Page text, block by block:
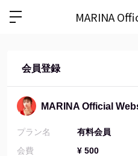
MARINA
会員登録
MARINA Official
プラン名
有料会員
会費
¥ 500